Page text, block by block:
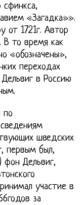
сфинкса,
«Загадка»».
от 1721г. Автор
В то время как
«обозначены»,
переходах
в Россию
по
шведских
первым был,
фон Дельвиг,
участие в
за